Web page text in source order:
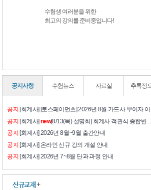
수험생 여러분을 위한
최고의 강의를 준비중입니다!
공지사항
공지 [회계사] [토스페이먼츠] 2026년 8월 카드사 무이자 이벤트
공지[회계사]new[8/13(목) 설명회] 회계사 객관식 종합반 설명회 안내
공지 [회계사] 2026년 8월~9월 출간안내
공지[회계사] 온라인 신규 강의 개설 안내
공지 [회계사] 2026년 7~8월 단과 과정 안내
수험뉴스 자료실 추록정
신규교재+